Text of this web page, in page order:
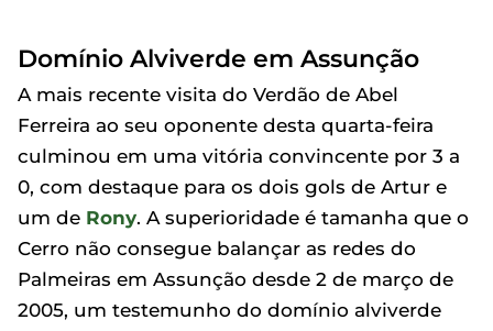
Domínio Alviverde em Assunção
A mais recente visita do Verdão de Abel
Ferreira ao seu oponente desta quarta-feira
culminou em uma vitória convincente por 3 a
0, com destaque para os dois gols de Artur e
um de Rony. A superioridade é tamanha que o
Cerro não consegue balançar as redes do
Palmeiras em Assunção desde 2 de março de
2005, um testemunho do domínio alviverde